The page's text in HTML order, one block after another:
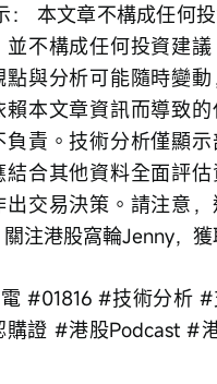
並不構成任何投資建
點與分析可能隨時變動
本文章資訊而導致的
負責。技術分析僅顯
結合其他資料全面評
出交易決策。請注意
注港股窩輪Jenny，獲
#01816 #技術分析
購證 #港股Podcast #